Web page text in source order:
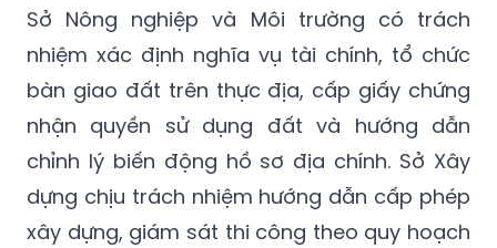
Sở Nông nghiệp và Môi trường có trách
nhiệm xác định nghĩa vụ tài chính, tổ chức
bàn giao đất trên thực địa, cấp giấy chứng
nhận quyền sử dụng đất và hướng dẫn
chỉnh lý biến động hồ sơ địa chính. Sở Xây
dựng chịu trách nhiệm hướng dẫn cấp phép
xây dựng, giám sát thi công theo quy hoạch